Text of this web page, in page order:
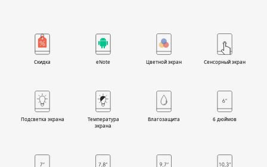
Скидка eNote Цветной экран Сенсорный экран
Подсветка экрана
Температура
экрана
Влагозащита 6 дюймов